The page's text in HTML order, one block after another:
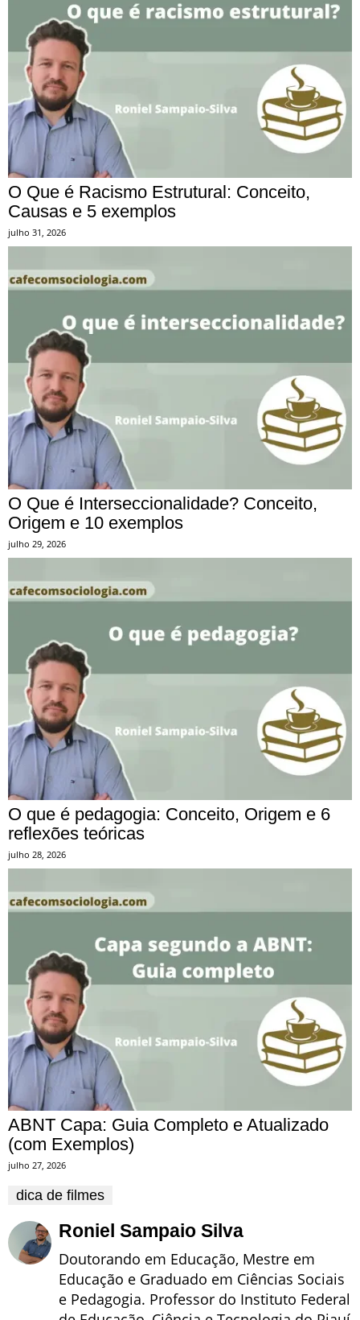
O Que é Racismo Estrutural: Conceito,
Causas e 5 exemplos
julho 31, 2026
O Que é Interseccionalidade? Conceito,
Origem e 10 exemplos
julho 29, 2026
O que é pedagogia: Conceito, Origem e 6
reflexões teóricas
julho 28, 2026
ABNT Capa: Guia Completo e Atualizado
(com Exemplos)
julho 27, 2026
dica de filmes
Roniel Sampaio Silva
Doutorando em Educação, Mestre em
Educação e Graduado em Ciências Sociais
e Pedagogia. Professor do Instituto Federal